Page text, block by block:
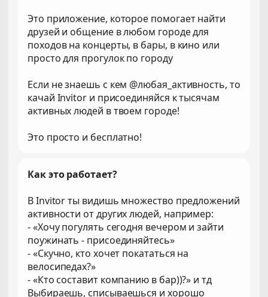
Это приложение, которое помогает найти
друзей и общение в любом городе для
походов на концерты, в бары, в кино или
просто для прогулок по городу
Если не знаешь с кем @любая_активность, то
качай Invitor и присоединяйся к тысячам
активных людей в твоем городе!
Это просто и бесплатно!
Как это работает?
В Invitor ты видишь множество предложений
активности от других людей, например:
- «Хочу погулять сегодня вечером и зайти
поужинать - присоединяйтесь»
- «Скучно, кто хочет покататься на
велосипедах?»
- «Кто составит компанию в бар))?» и тд
Выбираешь, списываешься и хорошо